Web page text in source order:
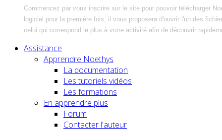
Commencez par vous inscrire sur le site pour pouvoir télécharger
logiciel pour la première fois, il vous proposera d'ouvrir l'un des
celui qui correspond le plus à votre activité afin de découvrir
Assistance
Apprendre Noethys
La documentation
Les tutoriels vidéos
Les formations
En apprendre plus
Forum
Contacter l'auteur